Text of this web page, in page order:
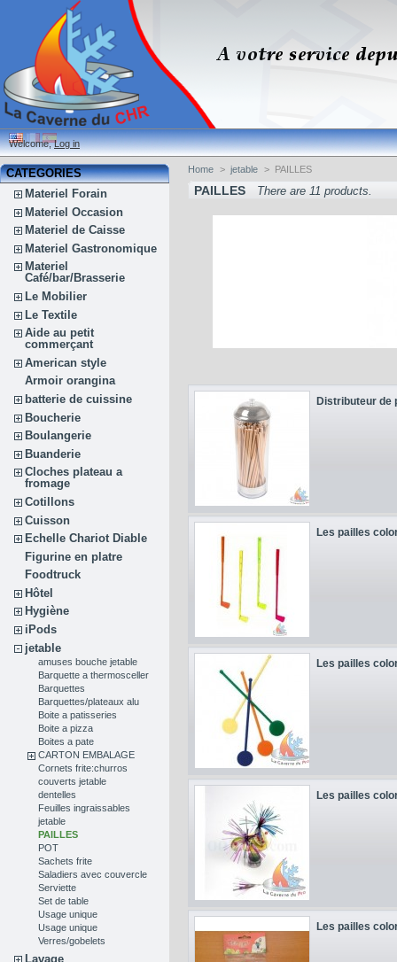
Welcome,Log in
CATEGORIES
Materiel Forain
Materiel Occasion
Materiel de Caisse
Materiel Gastronomique
Materiel
Café/bar/Brasserie
Le Mobilier
Le Textile
Aide au petit
commerçant
American style
Armoir orangina
batterie de cuissine
Boucherie
Boulangerie
Buanderie
Cloches plateau a
fromage
Cotillons
Cuisson
Echelle Chariot Diable
Figurine en platre
Foodtruck
Hôtel
Hygiène
iPods
jetable
amuses bouche jetable
Barquette a thermosceller
Barquettes
Barquettes/plateaux alu
Boite a patisseries
Boite a pizza
Boites a pate
CARTON EMBALAGE
Cornets frite:churros
couverts jetable
dentelles
Feuilles ingraissables
jetable
PAILLES
POT
Sachets frite
Saladiers avec couvercle
Serviette
Set de table
Usage unique
Usage unique
Verres/gobelets
Lavage
Home > jetable > PAILLES
PAILLES There are 11 products.
Distributeur de
Les pailles
Les pailles
Les pailles
Les pailles